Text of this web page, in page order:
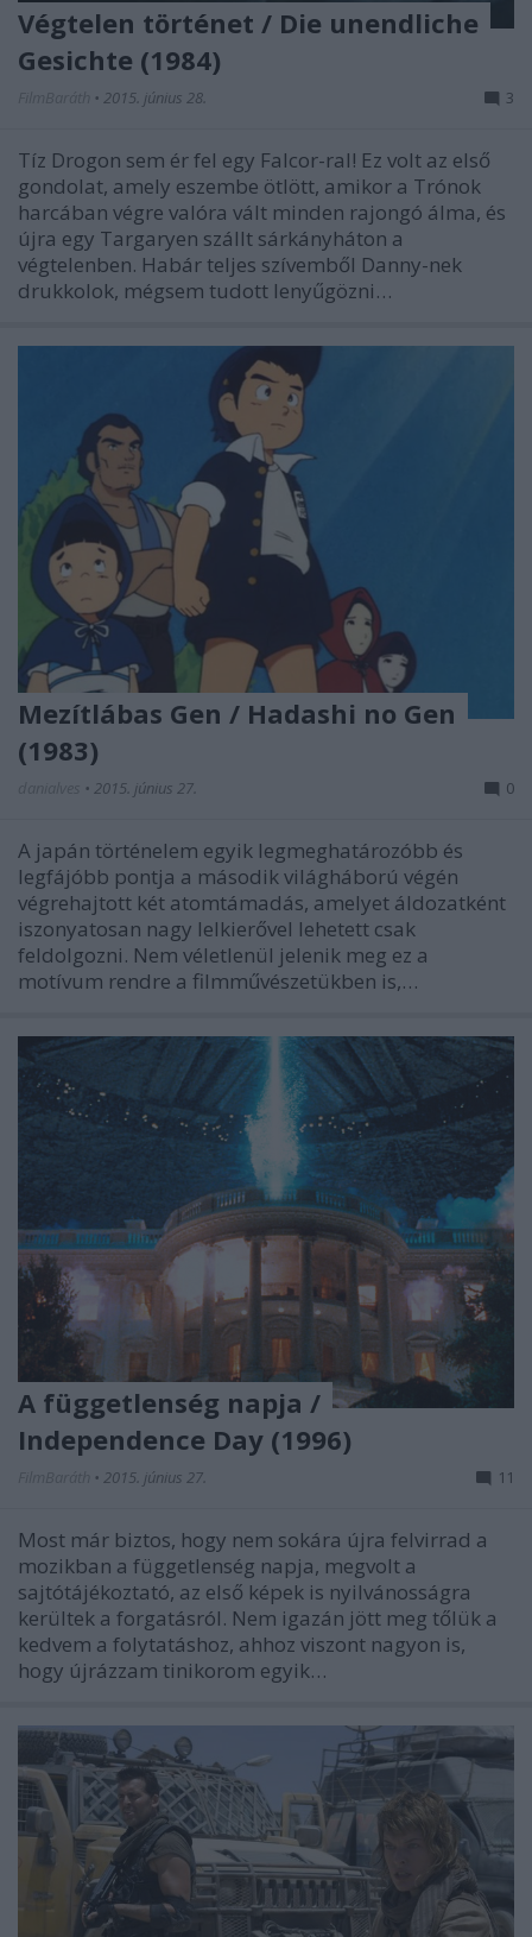
Végtelen történet / Die unendliche
Gesichte (1984)
• 2015. június 28. 3
Tíz Drogon sem ér fel egy Falcor-ral! Ez volt az első
gondolat, amely eszembe ötlött, amikor a Trónok
harcában végre valóra vált minden rajongó álma, és
újra egy Targaryen szállt sárkányháton a
végtelenben. Habár teljes szívemből Danny-nek
drukkolok, mégsem tudott lenyűgözni…
Mezítlábas Gen / Hadashi no Gen
(1983)
• 2015. június 27. 0
A japán történelem egyik legmeghatározóbb és
legfájóbb pontja a második világháború végén
végrehajtott két atomtámadás, amelyet áldozatként
iszonyatosan nagy lelkierővel lehetett csak
feldolgozni. Nem véletlenül jelenik meg ez a
motívum rendre a filmművészetükben is,…
A függetlenség napja /
Independence Day (1996)
• 2015. június 27. 11
Most már biztos, hogy nem sokára újra felvirrad a
mozikban a függetlenség napja, megvolt a
sajtótájékoztató, az első képek is nyilvánosságra
kerültek a forgatásról. Nem igazán jött meg tőlük a
kedvem a folytatáshoz, ahhoz viszont nagyon is,
hogy újrázzam tinikorom egyik…